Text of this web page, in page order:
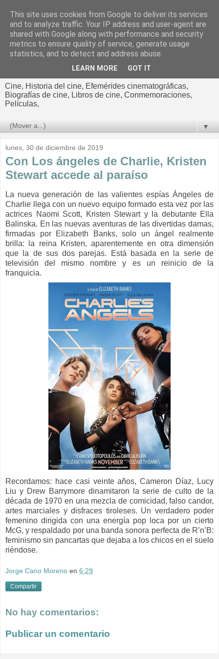
El cultural
cinematográfico de Jorge
Cine, Historia del cine, Efemérides cinematográficas,
Biografías de cine, Libros de cine, Conmemoraciones,
Películas,
▼
lunes, 30 de diciembre de 2019
Con Los ángeles de Charlie, Kristen
Stewart accede al paraíso
La nueva generación de las valientes espías Ángeles de
Charlie llega con un nuevo equipo formado esta vez por las
actrices Naomi Scott, Kristen Stewart y la debutante Ella
Balinska. En las nuevas aventuras de las divertidas damas,
firmadas por Elizabeth Banks, solo un ángel realmente
brilla: la reina Kristen, aparentemente en otra dimensión
que la de sus dos parejas. Está basada en la serie de
televisión del mismo nombre y es un reinicio de la
franquicia.
Recordamos: hace casi veinte años, Cameron Díaz, Lucy
Liu y Drew Barrymore dinamitaron la serie de culto de la
década de 1970 en una mezcla de comicidad, falso candor,
artes marciales y disfraces tiroleses. Un verdadero poder
femenino dirigida con una energía pop loca por un cierto
McG, y respaldado por una banda sonora perfecta de R’n’B:
feminismo sin pancartas que dejaba a los chicos en el suelo
riéndose.
Jorge Cano Moreno en 6:29
Compartir
No hay comentarios:
Publicar un comentario
This site uses cookies from Google to deliver its services
and to analyze traffic. Your IP address and user-agent are
shared with Google along with performance and security
metrics to ensure quality of service, generate usage
statistics, and to detect and address abuse.
LEARN MORE GOT IT